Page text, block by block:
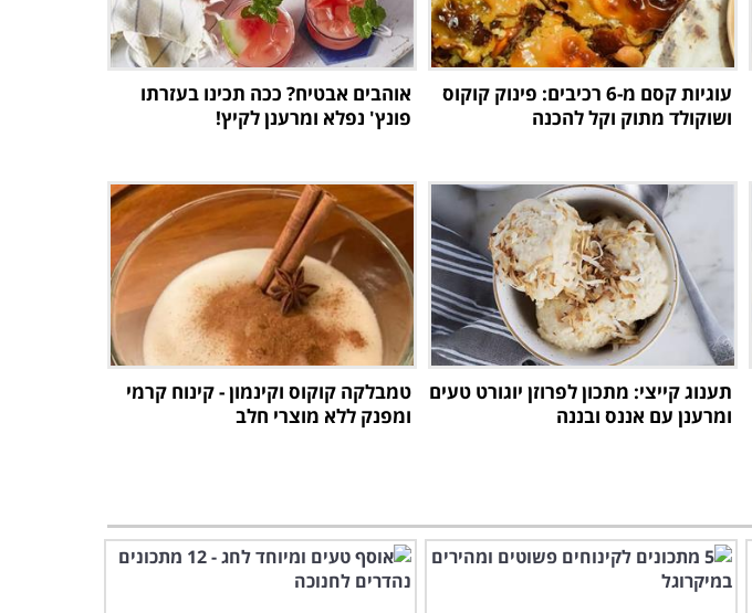
עוגיות קסם מ-6 רכיבים: פינוק קוקוס
ושוקולד מתוק וקל להכנה
אוהבים אבטיח? ככה תכינו בעזרתו
פונץ' נפלא ומרענן לקיץ!
תענוג קייצי: מתכון לפרוזן יוגורט טעים
ומרענן עם אננס ובננה
טמבלקה קוקוס וקינמון - קינוח קרמי
ומפנק ללא מוצרי חלב